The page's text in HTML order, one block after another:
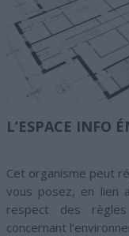
L’ESPACE INFO
Cet organisme peut
vous posez, en lien
respect des
concernant